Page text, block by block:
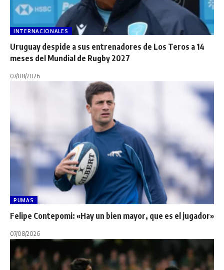
INTERNACIONALES
Uruguay despide a sus entrenadores de Los Teros a 14
meses del Mundial de Rugby 2027
07/08/2026
PUMAS
Felipe Contepomi: «Hay un bien mayor, que es el jugador»
07/08/2026